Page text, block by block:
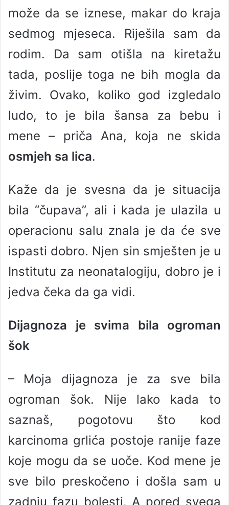
može da se iznese, makar do kraja
sedmog mjeseca. Riješila sam da
rodim. Da sam otišla na kiretažu
tada, poslije toga ne bih mogla da
živim. Ovako, koliko god izgledalo
ludo, to je bila šansa za bebu i
mene – priča Ana, koja ne skida
osmjeh sa lica.
Kaže da je svesna da je situacija
bila “čupava”, ali i kada je ulazila u
operacionu salu znala je da će sve
ispasti dobro. Njen sin smješten je u
Institutu za neonatalogiju, dobro je i
jedva čeka da ga vidi.
Dijagnoza je svima bila ogroman
šok
– Moja dijagnoza je za sve bila
ogroman šok. Nije lako kada to
saznaš, pogotovu što kod
karcinoma grlića postoje ranije faze
koje mogu da se uoče. Kod mene je
sve bilo preskočeno i došla sam u
zadnju fazu bolesti. A pored svega